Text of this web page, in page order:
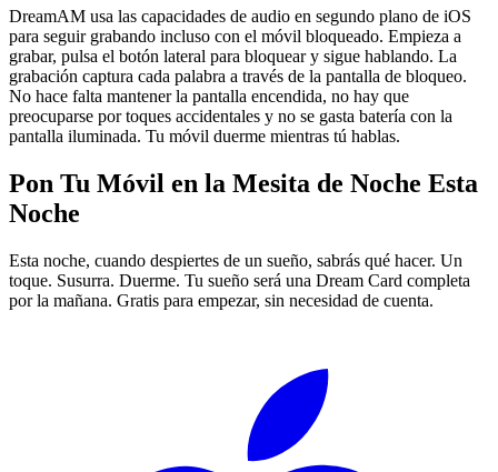
DreamAM usa las capacidades de audio en segundo plano de iOS
para seguir grabando incluso con el móvil bloqueado. Empieza a
grabar, pulsa el botón lateral para bloquear y sigue hablando. La
grabación captura cada palabra a través de la pantalla de bloqueo.
No hace falta mantener la pantalla encendida, no hay que
preocuparse por toques accidentales y no se gasta batería con la
pantalla iluminada. Tu móvil duerme mientras tú hablas.
Pon Tu Móvil en la Mesita de Noche Esta
Noche
Esta noche, cuando despiertes de un sueño, sabrás qué hacer. Un
toque. Susurra. Duerme. Tu sueño será una Dream Card completa
por la mañana. Gratis para empezar, sin necesidad de cuenta.